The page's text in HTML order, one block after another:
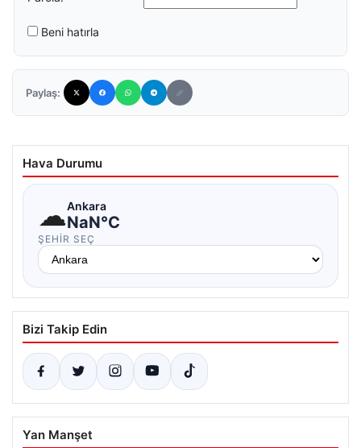
Beni hatırla
Paylaş:
Hava Durumu
☁Ankara
NaN°C
ŞEHIR SEÇ
Bizi Takip Edin
Yan Manşet